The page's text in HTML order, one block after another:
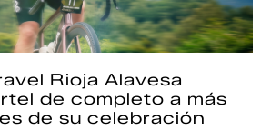
Rioja Alavesa
de completo a más
de su celebración